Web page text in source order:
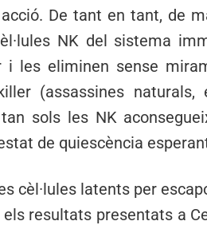
De tant en tant, de
NK del sistema
i les eliminen sense
(assassines
sols les NK
de quiescència
cèl·lules latents per
resultats presentats a